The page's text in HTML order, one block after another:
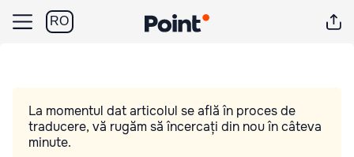
RO
La momentul dat articolul se află în proces de
traducere, vă rugăm să încercați din nou în câteva
minute.